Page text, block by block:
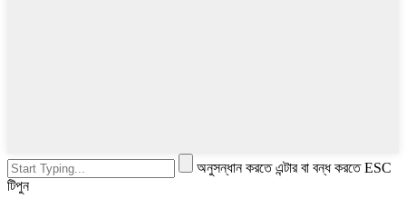
অনুসন্ধান করতে এন্টার বা বন্ধ করতে ESC
টিপুন